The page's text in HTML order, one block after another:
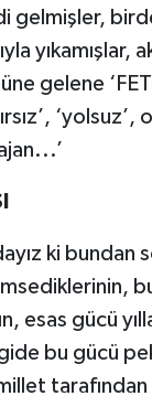
gelmişler,
yıkamışlar,
gelene
‘yolsuz’,
ki bundan
esas gücü
gide bu gücü